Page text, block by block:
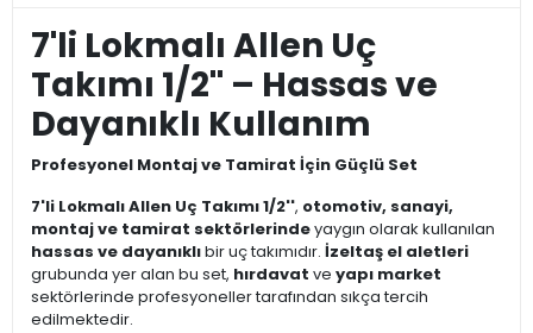
7'li Lokmalı Allen Uç
Takımı 1/2'' – Hassas ve
Dayanıklı Kullanım
Profesyonel Montaj ve Tamirat İçin Güçlü Set
7'li Lokmalı Allen Uç Takımı 1/2'', otomotiv, sanayi,
montaj ve tamirat sektörlerindeyaygın olarak kullanılan
hassas ve dayanıklıbir uç takımıdır. İzeltaş el aletleri
grubunda yer alan bu set, hırdavat ve yapı market
sektörlerinde profesyoneller tarafından sıkça tercih
edilmektedir.